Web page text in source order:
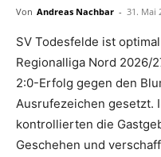
Von Andreas Nachbar - 31. Mai
SV Todesfelde ist
Regionalliga Nord 2026/
2:0-Erfolg gegen den
Ausrufezeichen gesetzt.
kontrollierten die
Geschehen und